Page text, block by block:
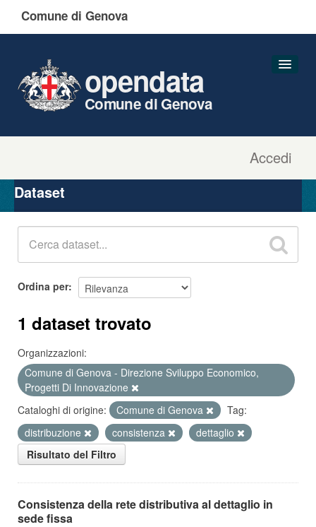
Comune di Genova
Accedi
opendata
Comune di Genova
Organizzazioni
Gruppi
Dataset
Ordina per
1 dataset trovato
Organizzazioni:
Comune di Genova - Direzione Sviluppo Economico,
Progetti Di Innovazione
Cataloghi di origine:
Comune di Genova
Tag:
distribuzione
consistenza
dettaglio
Risultato del Filtro
Consistenza della rete distributiva al dettaglio in
sede fissa